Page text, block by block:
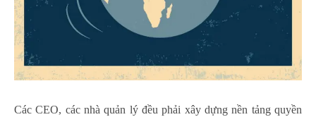
Các CEO, các nhà quản lý đều phải xây dựng nền tảng quyền